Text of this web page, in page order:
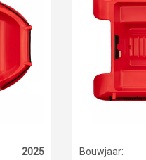
2025
Bouwjaar: